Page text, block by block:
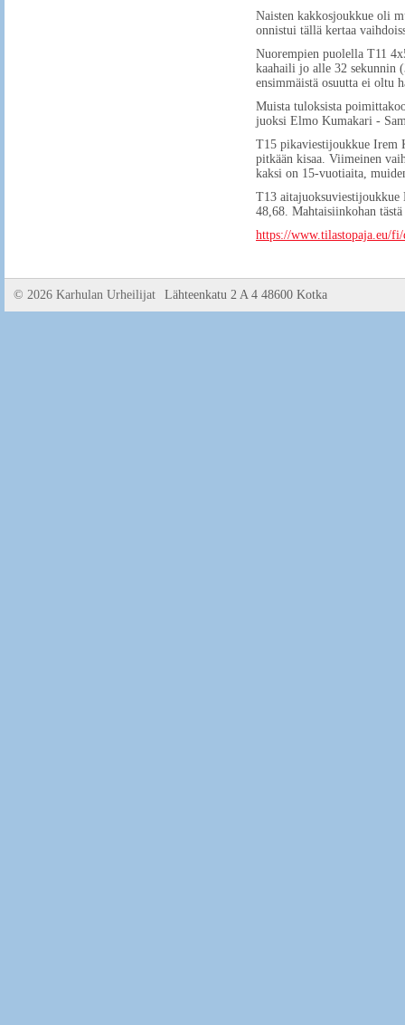
Naisten kakkosjoukkue oli
onnistui tällä kertaa
Nuorempien puolella T11
kaahaili jo alle 32 sekunnin
ensimmäistä osuutta ei oltu
Muista tuloksista
juoksi Elmo Kumakari -
T15 pikaviestijoukkue Irem
pitkään kisaa. Viimeinen
kaksi on 15-vuotiaita,
T13
48,68. Mahtaisiinkohan
https://www.tilastopaja.eu/
© 2026 Karhulan Urheilijat Lähteenkatu 2 A 4 48600 Kotka